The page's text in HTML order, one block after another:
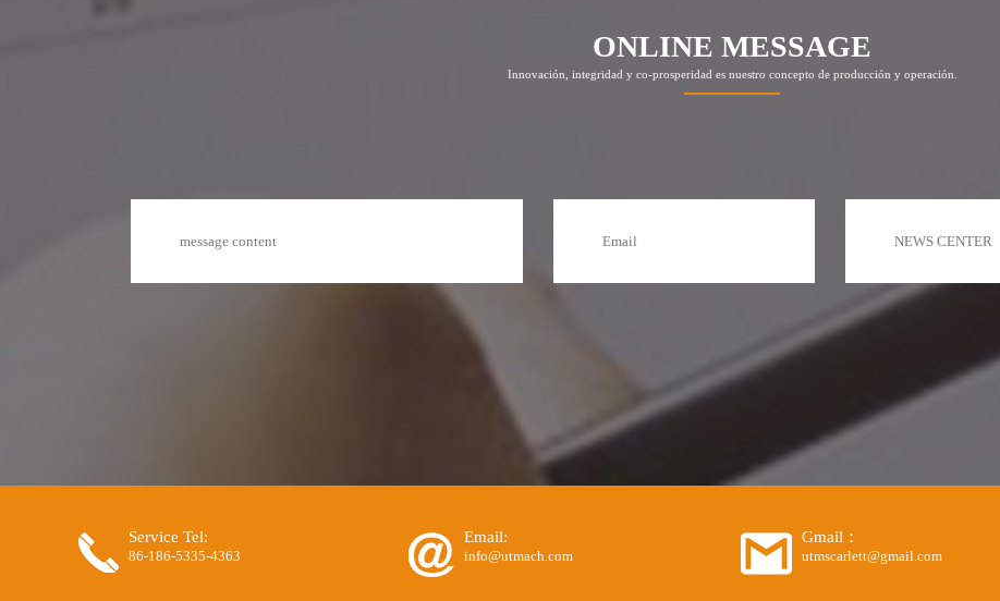
ONLINE MESSAGE
Innovación, integridad y co-prosperidad es nuestro concepto de producción y operación.
Service Tel:
86-186-5335-4363
Email:
info@utmach.com
Gmail：
utmscarlett@gmail.com